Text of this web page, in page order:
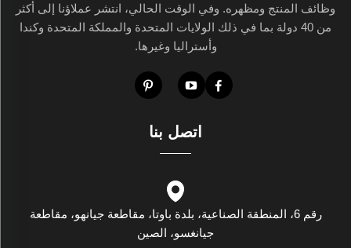
وظائف المنتج ومظهره. وفي الوقت الحالي، انتشر عملاؤنا إلى أكثر
من 40 دولة بما في ذلك الولايات المتحدة والمملكة المتحدة وكندا
وأستراليا وغيرها.
اتصل بنا
رقم 6، المنطقة الصناعية، بلدة باوتا، مقاطعة جيانهو، مقاطعة
جيانغسو، الصين